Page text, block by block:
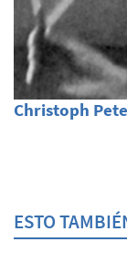
Christoph
ESTO